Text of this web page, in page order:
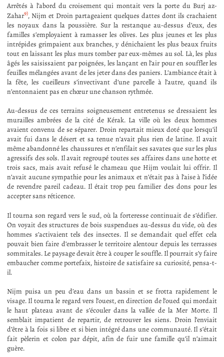
Arrêtés à l’abord du croisement qui montait vers la porte du Burj az-
Zahar9), Nijm et Droin partageaient quelques dattes dont ils crachaient
les noyaux dans la poussière. Sur la restanque au-dessus d’eux, des
familles s’employaient à ramasser les olives. Les plus jeunes et les plus
intrépides grimpaient aux branches, y dénichaient les plus beaux fruits
tout en laissant les plus murs tomber par eux-mêmes au sol. Là, les plus
âgés les saisissaient par poignées, les lançant en l’air pour en souffler les
feuilles mélangées avant de les jeter dans des paniers. L’ambiance était à
la fête, les cueilleurs s’invectivant d’une parcelle à l’autre, quand ils
n’entonnaient pas en chœur une chanson rythmée.
Au-dessus de ces terrains soigneusement entretenus se dressaient les
murailles ambrées de la cité de Kérak. La ville où les deux hommes
avaient convenu de se séparer. Droin repartait mieux doté que lorsqu’il
avait fui dans le désert et sa tenue n’avait plus rien de latine. Il avait
même abandonné les chaussures et n’enfilait ses savates que sur les plus
agressifs des sols. Il avait regroupé toutes ses affaires dans une hotte et
trois sacs, mais avait refusé le chameau que Hijm voulait lui offrir. Il
n’avait aucune sympathie pour les animaux et n’était pas à l’aise à l’idée
de revendre pareil cadeau. Il était trop peu familier des dons pour les
accepter sans réticence.
Il tourna son regard vers le sud, où la forteresse continuait de s’édifier.
On voyait des structures de bois suspendues au-dessus du vide, où des
hommes s’activaient tels des insectes. Il se demandait quel effet cela
pouvait bien faire d’embrasser le territoire alentour depuis les terrasses
sommitales. Le paysage devait être à couper le souffle. Il pourrait s’y faire
embaucher comme portefaix, histoire de satisfaire sa curiosité, pensa-t-
il.
Nijm puisa un peu d’eau dans un bassin et se frotta rapidement le
visage. Il tourna le regard vers l’ouest, en direction de l’oued qui mordait
le haut plateau avant de s’écouler dans la vallée de la Mer Morte. Il
semblait impatient de repartir, de retrouver les siens. Droin l’enviait
d’être à la fois si libre et si bien intégré dans une communauté. Il s’était
fait pèlerin et colon par dépit, afin de fuir une famille qu’il n’aimait
guère.